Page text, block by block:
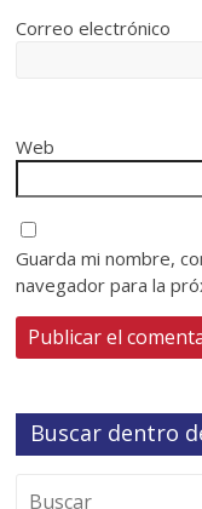
Correo electrónico
Web
Guarda mi nombre,
navegador para la
Buscar dentro